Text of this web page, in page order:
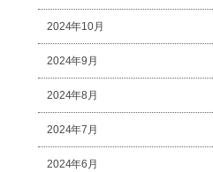
2024年10月
2024年9月
2024年8月
2024年7月
2024年6月